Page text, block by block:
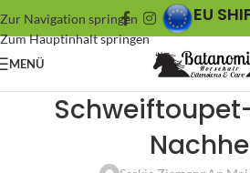
Zur Navigation springen
Zum Hauptinhalt springen
EU
MENÜ